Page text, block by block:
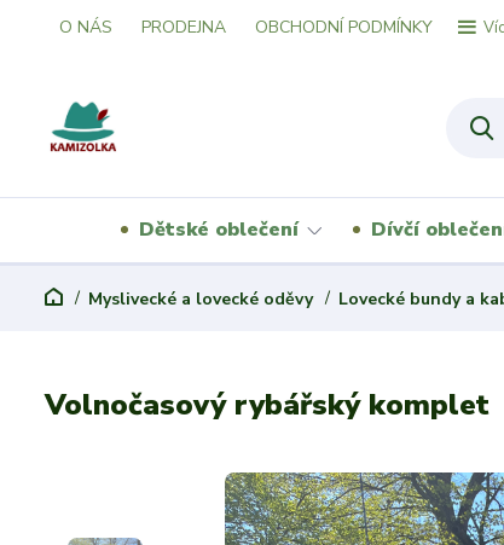
O NÁS PRODEJNA OBCHODNÍ PODMÍNKY
Dětské oblečení Dívčí
Myslivecké a lovecké oděvy Lovecké bundy a
Volnočasový rybářský komplet